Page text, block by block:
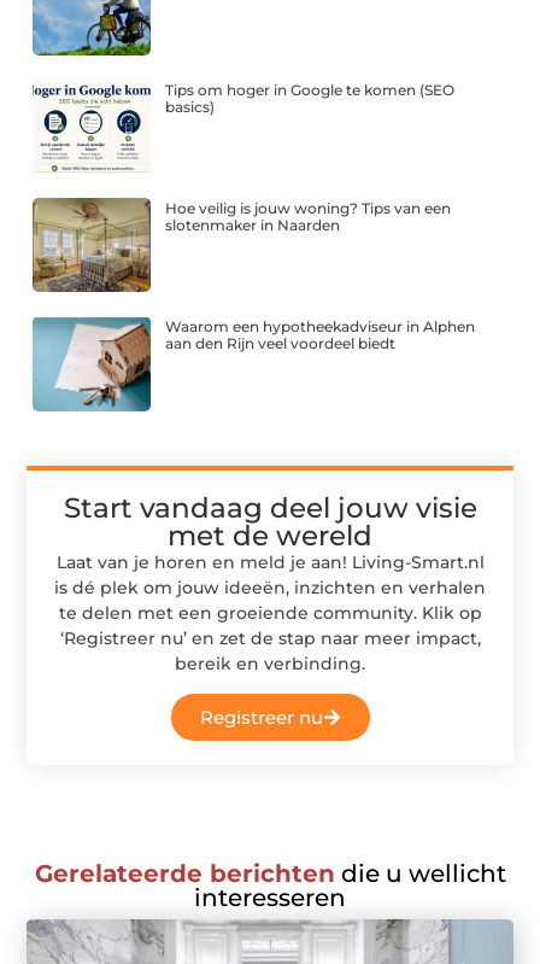
Tips om hoger in Google te komen (SEO
basics)
Hoe veilig is jouw woning? Tips van een
slotenmaker in Naarden
Waarom een hypotheekadviseur in Alphen
aan den Rijn veel voordeel biedt
Start vandaag deel jouw visie
met de wereld
Laat van je horen en meld je aan! Living-Smart.nl
is dé plek om jouw ideeën, inzichten en verhalen
te delen met een groeiende community. Klik op
‘Registreer nu’ en zet de stap naar meer impact,
bereik en verbinding.
Registreer nu
Gerelateerde berichten die u wellicht
interesseren